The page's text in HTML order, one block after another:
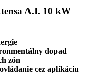
A.I. 10 kW
dopad
zón
cez aplikáciu